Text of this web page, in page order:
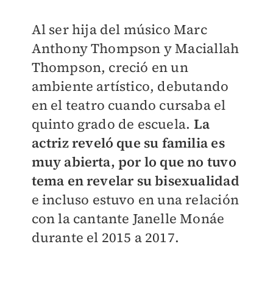
Al ser hija del músico Marc
Anthony Thompson y Maciallah
Thompson, creció en un
ambiente artístico, debutando
en el teatro cuando cursaba el
quinto grado de escuela. La
actriz reveló que su familia es
muy abierta, por lo que no tuvo
tema en revelar su bisexualidad
e incluso estuvo en una relación
con la cantante Janelle Monáe
durante el 2015 a 2017.